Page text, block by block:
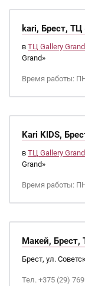
kari, Брест, ТЦ
в ТЦ Gallery Grand
Grand»
Время работы:
Kari KIDS,
в ТЦ Gallery Grand
Grand»
Время работы:
Макей, Брест,
Брест, ул.
Тел. +375 (29)